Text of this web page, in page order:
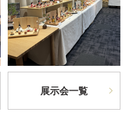
展示会一覧